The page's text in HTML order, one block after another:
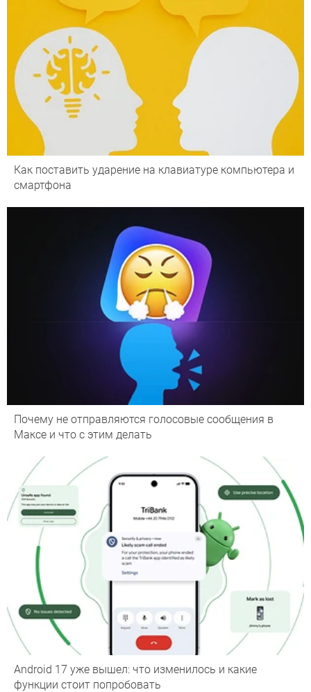
Как поставить ударение на клавиатуре компьютера и
смартфона
Почему не отправляются голосовые сообщения в
Максе и что с этим делать
Android 17 уже вышел: что изменилось и какие
функции стоит попробовать